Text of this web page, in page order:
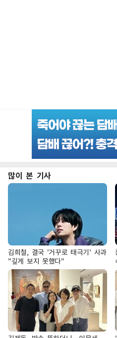
많이 본 기사
김희철, 결국 '거꾸로 태극기' 사과
"깊게 보지 못했다"